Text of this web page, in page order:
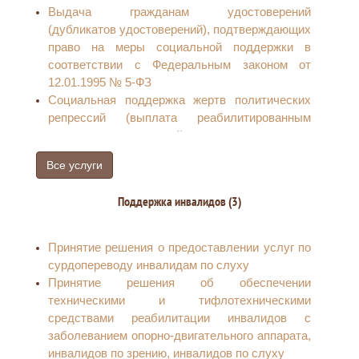
выплат на детей из многодетных семей
Комплексный запрос для семей, имеющих
детей
Выдача удостоверения, подтверждающего
статус многодетной семьи в Российской
Федерации
Выдача гражданам удостоверений
(дубликатов удостоверений), подтверждающих
право на меры социальной поддержки в
соответствии с Федеральным законом от
12.01.1995 № 5-ФЗ
Социальная поддержка жертв политических
репрессий (выплата реабилитированным
гражданам денежной компенсации на
установку телефона)
Выплата компенсации за проезд в пределах
обратно) один раз в год железнодорожным
железнодорожного сообщения, - 50 процентов
стоимости проезда водным, воздушным или
междугородным автомобильным транспортом
реабилитированным гражданам
Снижение стоимости лекарств по рецепту
врача на 50 процентов
Выплата компенсации за предоставленные
Все услуги
Поддержка инвалидов (3)
Принятие решения о предоставлении услуг по
сурдопереводу инвалидам по слуху
Принятие решения об обеспечении
техническими и тифлотехническими
средствами реабилитации инвалидов с
заболеванием опорно-двигательного аппарата,
инвалидов по зрению, инвалидов по слуху